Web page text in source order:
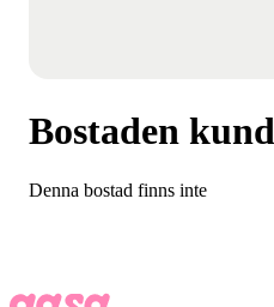
Bostaden
Denna bostad finns inte